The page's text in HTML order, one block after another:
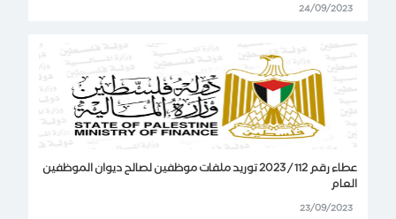
24/09/2023
عطاء رقم 112 / 2023 توريد ملفات موظفين لصالح ديوان الموظفين
العام
23/09/2023